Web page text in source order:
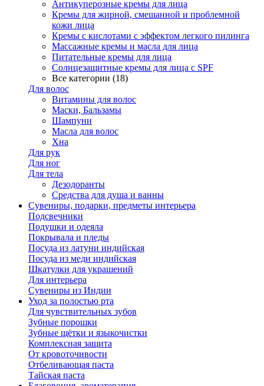
Антикуперозные кремы для лица
Кремы для жирной, смешанной и проблемной
кожи лица
Кремы с кислотами с эффектом легкого пилинга
Массажные кремы и масла для лица
Питательные кремы для лица
Солнцезащитные кремы для лица с SPF
Все категории (18)
Для волос
Витамины для волос
Маски, Бальзамы
Шампуни
Масла для волос
Хна
Для рук
Для ног
Для тела
Дезодоранты
Средства для душа и ванны
Сувениры, подарки, предметы интерьера
Подсвечники
Подушки и одеяла
Покрывала и пледы
Посуда из латуни индийская
Посуда из меди индийская
Шкатулки для украшений
Для интерьера
Сувениры из Индии
Уход за полостью рта
Для чувствительных зубов
Зубные порошки
Зубные щётки и языкочистки
Комплексная защита
От кровоточивости
Отбеливающая паста
Тайская паста